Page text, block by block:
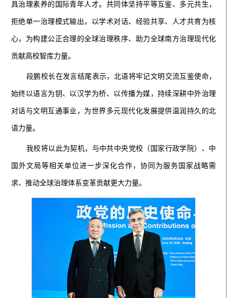
具治理素养的国际青年人才。共同体坚持平等互鉴、多元共生，
拒绝单一治理模式输出，以学术对话、经验共享、人才共育为核
心，为构建公正合理的全球治理秩序、助力全球南方治理现代化
贡献高校智库力量。
段鹏校长在发言结尾表示，北语将牢记文明交流互鉴使命，
始终以语言为钥、以汉学为桥、以传播为媒，持续深耕中外治理
对话与文明互通事业，为世界多元现代化发展提供温润持久的北
语力量。
我校将以此为契机，与中共中央党校（国家行政学院）、中
国外文局等相关单位进一步深化合作，协同为服务国家战略需
求、推动全球治理体系变革贡献更大力量。